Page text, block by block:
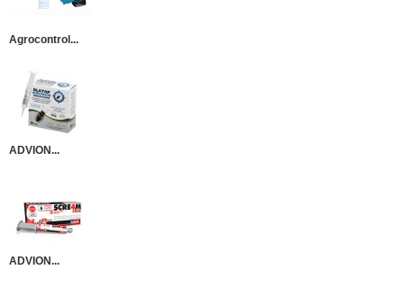
Agrocontrol...
ADVION...
ADVION...